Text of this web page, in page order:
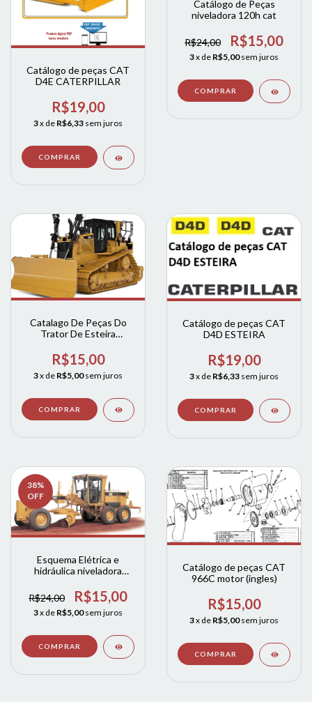
Catálogo de peças CAT
D4E CATERPILLAR
R$19,00
3x de R$6,33 sem juros
Catálogo de Peças
niveladora 120h cat
R$24,00 R$15,00
3x de R$5,00 sem juros
Catalago De Peças Do
Trator De Esteira
R$15,00
3x de R$5,00 sem juros
Catálogo de peças CAT
D4D ESTEIRA
R$19,00
3x de R$6,33 sem juros
38%
OFF
Esquema Elétrica e
hidráulica niveladora
(ingles)
R$24,00 R$15,00
3x de R$5,00 sem juros
Catálogo de peças CAT
966C motor (ingles)
R$15,00
3x de R$5,00 sem juros